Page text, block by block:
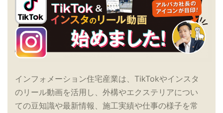
インフォメーション住宅産業は、TikTokやインスタ
のリール動画を活用し、外構やエクステリアについ
ての豆知識や最新情報、施工実績や仕事の様子を常